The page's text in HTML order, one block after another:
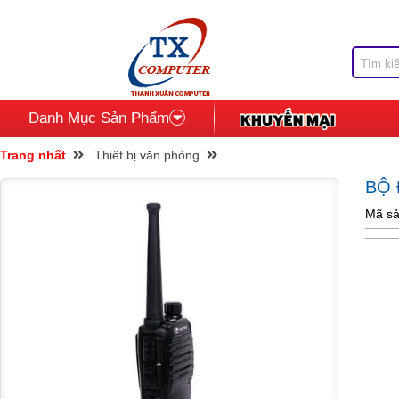
Danh Mục Sản Phẩm
Trang nhất Thiết bị văn phòng
BỘ
Mã